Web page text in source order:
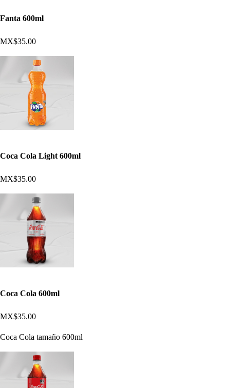
Fanta 600ml
MX$35.00
Coca Cola Light 600ml
MX$35.00
Coca Cola 600ml
MX$35.00
Coca Cola tamaño 600ml